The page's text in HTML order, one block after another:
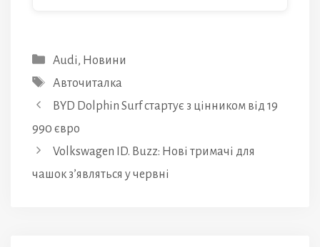
Категорії
Audi, Новини
Позначки
Авточиталка
BYD Dolphin Surf стартує з цінником від 19
990 євро
Volkswagen ID. Buzz: Нові тримачі для
чашок з’являться у червні